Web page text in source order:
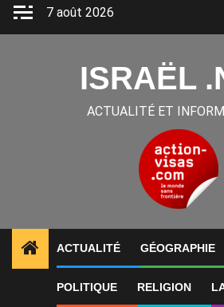
Aller
7 août 2026
ISRAËL
ACTUALITÉ ET
ACTUALITÉ GÉOGRAPHIE
POLITIQUE RELIGION
International